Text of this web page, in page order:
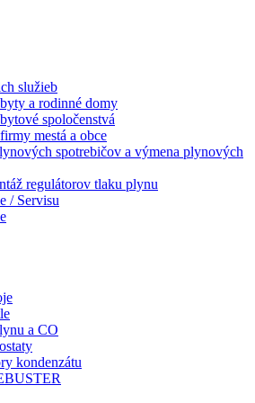
služieb
a rodinné domy
spoločenstvá
mestá a obce
spotrebičov a výmena plynových
regulátorov tlaku plynu
/ Servisu
a CO
kondenzátu